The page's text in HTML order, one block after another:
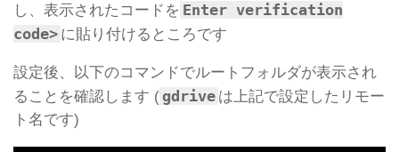
し、表示されたコードを Enter verification
code> に貼り付けるところです
設定後、以下のコマンドでルートフォルダが表示され
ることを確認します ( gdrive は上記で設定したリモー
ト名です)